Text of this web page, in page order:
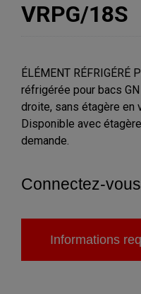
VRPG/18S
ÉLÉMENT RÉFRIGÉRÉ
réfrigérée pour bacs
droite, sans étagère en
Disponible avec
demande.
Connectez-
Informations